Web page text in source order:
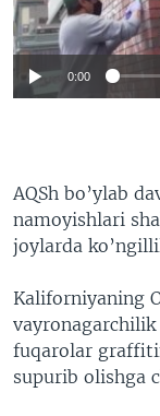
VIDEO
XABARLAR
ODNOKLASSNIKI
TELEGRAM
TWITTER
0:00
AQSh bo’ylab
namoyishlari
joylarda
Kaliforniyaning
fuqarolar
supurib olishga